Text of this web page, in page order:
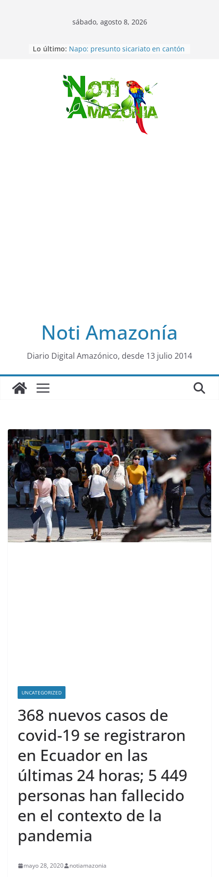
Saltar
al
sábado, agosto 8, 2026
Lo último: Napo: presunto sicariato en cantón
desaparecidos fueron encontrados
muertos en Puerto lopez
Sentencian a 34 años de prisión a
implicados en caso de Alison,
oriunda de Tena
Vozinha, el arquero sensación de
cabo Verde, ya llegó para
Noti Amazonía
Diario Digital Amazónico, desde 13 julio 2014
UNCATEGORIZED
368 nuevos casos de
covid-19 se registraron
en Ecuador en las
últimas 24 horas; 5 449
personas han fallecido
en el contexto de la
pandemia
mayo 28, 2020 notiamazonia